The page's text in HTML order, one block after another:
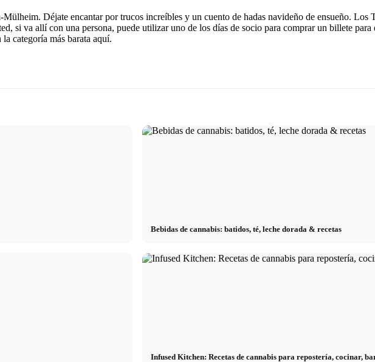
Déjate encantar por trucos increíbles y un cuento de hadas navideño de ensueño. Los
si va allí con una persona, puede utilizar uno de los días de socio para comprar un billete
categoría más barata aquí.
Bebidas de cannabis: batidos, té, leche dorada & recetas
Infused Kitchen: Recetas de cannabis para repostería, cocinar,